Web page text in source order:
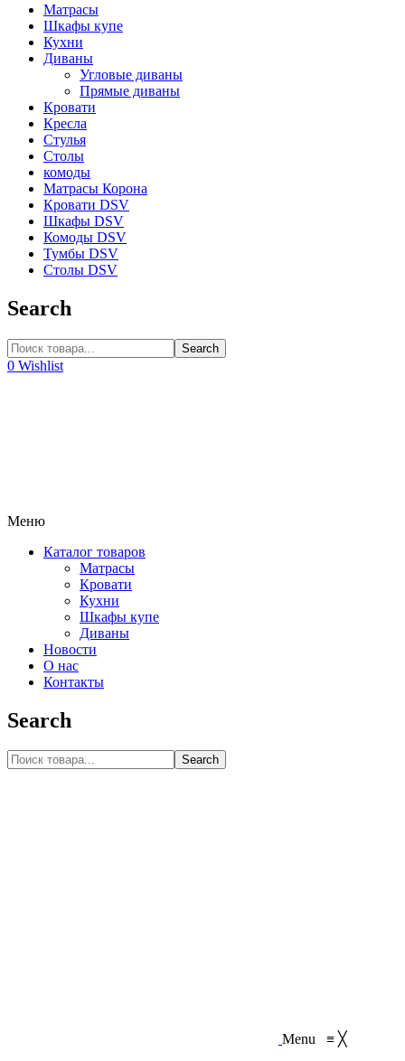
Матрасы
Шкафы купе
Кухни
Диваны
Угловые диваны
Прямые диваны
Кровати
Кресла
Стулья
Столы
комоды
Матрасы Корона
Кровати DSV
Шкафы DSV
Комоды DSV
Тумбы DSV
Столы DSV
Search
Search
0 Wishlist
Меню
Каталог товаров
Матрасы
Кровати
Кухни
Шкафы купе
Диваны
Новости
О нас
Контакты
Search
Search
Menu ≡ ╳